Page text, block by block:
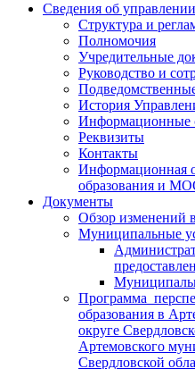
Сведения об управлении
Структура и
Полномочия
Учредительные
Руководство и
История
Информационные
Реквизиты
Контакты
Информационная
образования и
Документы
Обзор изменений
Муниципальные
Программа
образования в
округе
Артемовского
Свердловской